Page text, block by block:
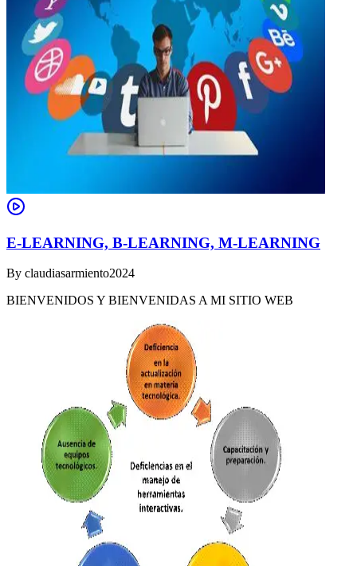
E-LEARNING, B-LEARNING, M-LEARNING
By claudiasarmiento2024
BIENVENIDOS Y BIENVENIDAS A MI SITIO WEB